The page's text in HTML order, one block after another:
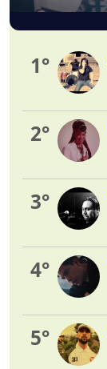
1°
2°
3°
4°
5°